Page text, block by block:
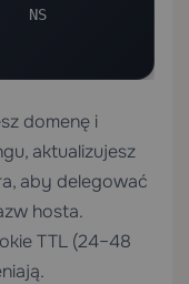
NS
domenę i
aktualizujesz
aby delegować
hosta.
TTL (24–48